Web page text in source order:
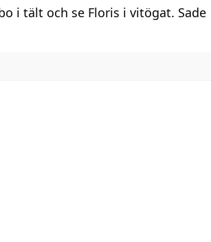
i tält och se Floris i vitögat. Sade